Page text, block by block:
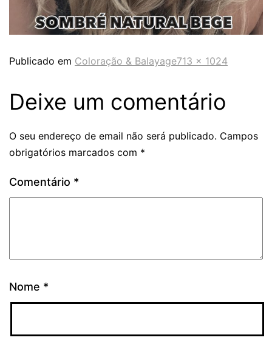
Publicado em Coloração & Balayage713 × 1024
Deixe um comentário
O seu endereço de email não será publicado. Campos
obrigatórios marcados com *
Comentário *
Nome *